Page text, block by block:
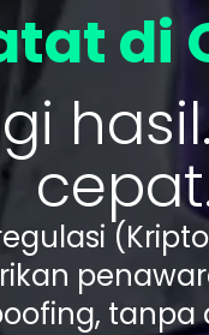
di
tanpa